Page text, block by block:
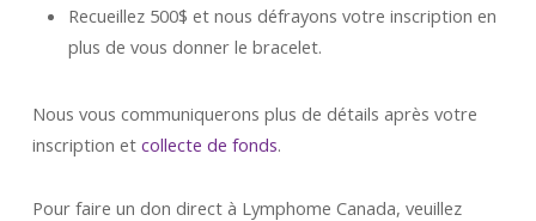
Recueillez 500$ et nous défrayons votre inscription en
plus de vous donner le bracelet.
Nous vous communiquerons plus de détails après votre
inscription et collecte de fonds.
Pour faire un don direct à Lymphome Canada, veuillez